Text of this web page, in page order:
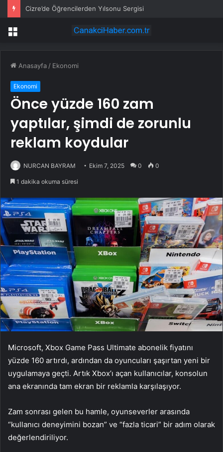
Cizre’de Öğrencilerden Yılsonu Sergisi
Menü
Anasayfa / Ekonomi
Ekonomi
Önce yüzde 160 zam
yaptılar, şimdi de zorunlu
reklam koydular
NURCAN BAYRAM Ekim 7, 2025 0 0
1 dakika okuma süresi
Microsoft, Xbox Game Pass Ultimate abonelik fiyatını
yüzde 160 artırdı, ardından da oyuncuları şaşırtan yeni bir
uygulamaya geçti. Artık Xbox’ı açan kullanıcılar, konsolun
ana ekranında tam ekran bir reklamla karşılaşıyor.
Zam sonrası gelen bu hamle, oyunseverler arasında
“kullanıcı deneyimini bozan” ve “fazla ticari” bir adım olarak
değerlendiriliyor.